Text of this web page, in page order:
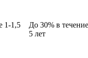
1-1,5
До 30% в течение
5 лет